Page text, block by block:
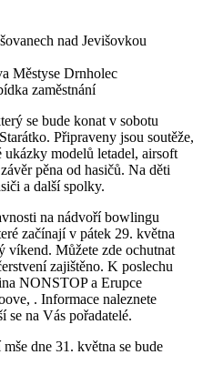
nad Jevišovkou
Městyse Drnholec
zaměstnání
se bude konat v sobotu
Připraveny jsou soutěže,
ukázky modelů letadel, airsoft
pěna od hasičů. Na děti
a další spolky.
na nádvoří bowlingu
začínají v pátek 29. května
Můžete zde ochutnat
zajištěno. K poslechu
NONSTOP a Erupce
. Informace naleznete
se na Vás pořadatelé.
dne 31. května se bude